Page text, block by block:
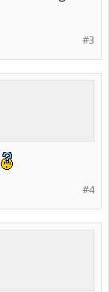
#3
#4